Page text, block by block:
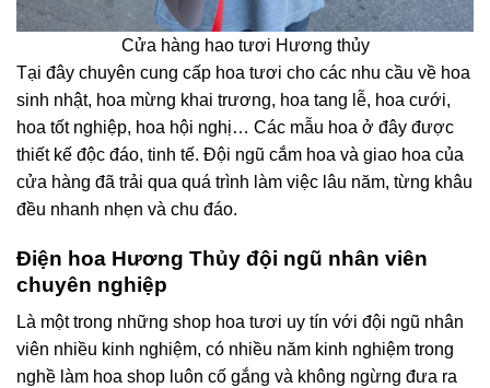
Cửa hàng hao tươi Hương thủy
Tại đây chuyên cung cấp hoa tươi cho các nhu cầu về hoa
sinh nhật, hoa mừng khai trương, hoa tang lễ, hoa cưới,
hoa tốt nghiệp, hoa hội nghị… Các mẫu hoa ở đây được
thiết kế độc đáo, tinh tế. Đội ngũ cắm hoa và giao hoa của
cửa hàng đã trải qua quá trình làm việc lâu năm, từng khâu
đều nhanh nhẹn và chu đáo.
Điện hoa Hương Thủy đội ngũ nhân viên
chuyên nghiệp
Là một trong những shop hoa tươi uy tín với đội ngũ nhân
viên nhiều kinh nghiệm, có nhiều năm kinh nghiệm trong
nghề làm hoa shop luôn cố gắng và không ngừng đưa ra